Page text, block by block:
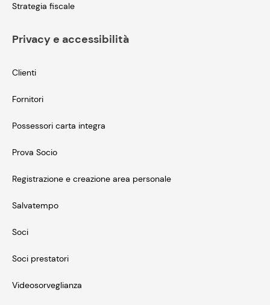
Strategia fiscale
Privacy e accessibilità
Clienti
Fornitori
Possessori carta integra
Prova Socio
Registrazione e creazione area personale
Salvatempo
Soci
Soci prestatori
Videosorveglianza